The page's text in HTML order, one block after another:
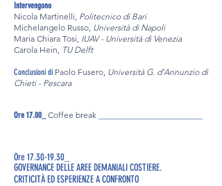
Intervengono
Nicola Martinelli, Politecnico di Bari
Michelangelo Russo, Università di Napoli
Maria Chiara Tosi, IUAV - Università di Venezia
Carola Hein, TU Delft
Conclusioni di Paolo Fusero, Università G. d’Annunzio di
Chieti - Pescara
Ore 17.00_ Coffee break
Ore 17.30-19.30_
GOVERNANCE DELLE AREE DEMANIALI COSTIERE.
CRITICITÀ ED ESPERIENZE A CONFRONTO